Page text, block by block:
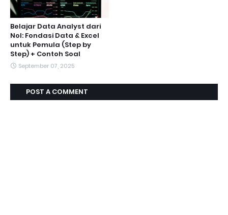
Belajar Data Analyst dari
Nol: Fondasi Data & Excel
untuk Pemula (Step by
Step) + Contoh Soal
September 07, 2025
POST A COMMENT